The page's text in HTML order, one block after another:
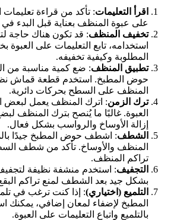
اقرأ التعليمات: تأكد من قراءة تعليمات
على عبوة المنظف بعناية قبل البدء في
تخفيف المنظف: قد تكون هناك حاجة
استخدامه، تابع التعليمات على
المطلوبة وكيفية تخفيفه.
تطبيق المنظف: ضع كمية مناسبة من
حوض المطبخ. استخدم قطعة قماش
المنظف على السطح بحركات دائرية.
ترك الزمن: اترك المنظف يعمل لبعض
العبوة. غالبًا ما يُنصح بترك المنظف
إزالة الأوساخ والرواسب بشكل فعال.
الشطف: اشطف حوض المطبخ جيدًا بالماء
المنظف والأوساخ. تأكد من شطف
تراكم المنظف.
التجفيف: استخدم منشفة نظيفة
بشكل جيد بعد الشطف لمنع تراكم البقع
التلميع (اختياري): إذا كنت ترغب في
المطبخ لإضفاء لمعان إضافي، يمكنك
بالتلميع واتباع التعليمات على العبوة.